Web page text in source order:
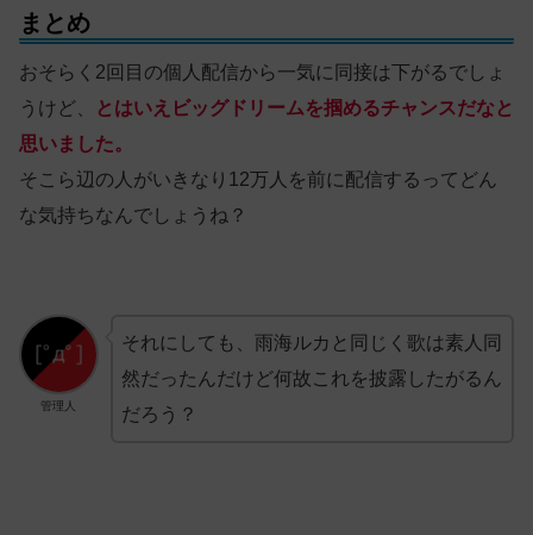
まとめ
おそらく2回目の個人配信から一気に同接は下がるでしょ
うけど、
とはいえビッグドリームを掴めるチャンスだなと
思いました。
そこら辺の人がいきなり12万人を前に配信するってどん
な気持ちなんでしょうね？
管理人
それにしても、雨海ルカと同じく歌は素人同
然だったんだけど何故これを披露したがるん
だろう？